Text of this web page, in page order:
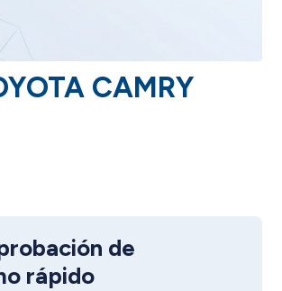
CAMRY
de
rápido